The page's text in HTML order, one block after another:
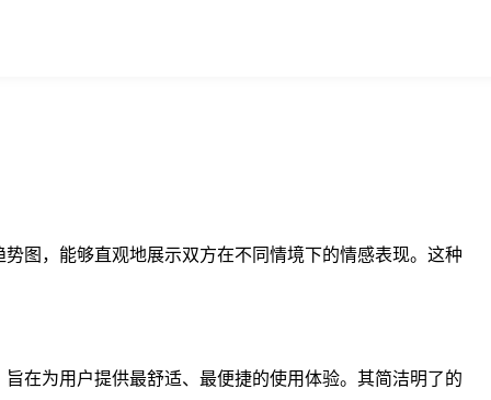
图，能够直观地展示双方在不同情境下的情感表现。这种
在为用户提供最舒适、最便捷的使用体验。其简洁明了的